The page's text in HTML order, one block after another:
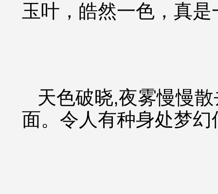
玉叶，皓然一色，真
天色破晓,夜雾慢慢
面。令人有种身处梦